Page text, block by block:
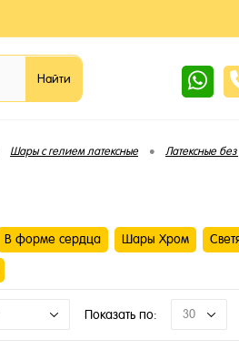
Шары с гелием латексные • Латексные без
В форме сердца Шары Хром
Показать по: 30